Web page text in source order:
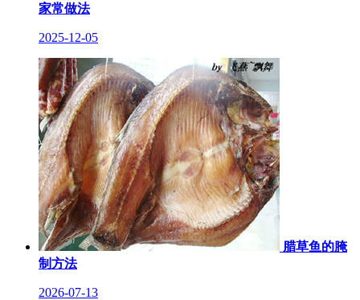
家常做法
2025-12-05
腊草鱼的腌
制方法
2026-07-13